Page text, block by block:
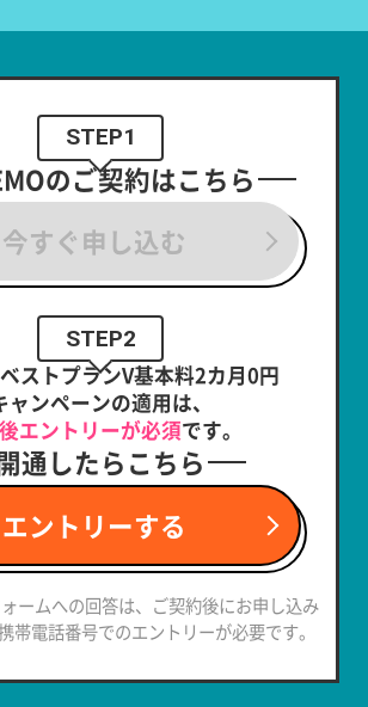
STEP1
のご契約はこちら
今すぐ申し込む
STEP2
ストプランV基本料2カ月0円
ャンペーンの適用は、
エントリーが必須です。
通したらこちら
エントリーする
ームへの回答は、ご契約後にお申し込み
帯電話番号でのエントリーが必要です。